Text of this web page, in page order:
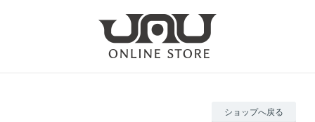
ショップへ戻る